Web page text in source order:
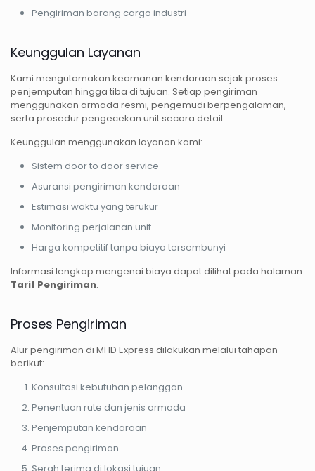
Pengiriman barang cargo industri
Keunggulan Layanan
Kami mengutamakan keamanan kendaraan sejak proses
penjemputan hingga tiba di tujuan. Setiap pengiriman
menggunakan armada resmi, pengemudi berpengalaman,
serta prosedur pengecekan unit secara detail.
Keunggulan menggunakan layanan kami:
Sistem door to door service
Asuransi pengiriman kendaraan
Estimasi waktu yang terukur
Monitoring perjalanan unit
Harga kompetitif tanpa biaya tersembunyi
Informasi lengkap mengenai biaya dapat dilihat pada halaman
Tarif Pengiriman.
Proses Pengiriman
Alur pengiriman di MHD Express dilakukan melalui tahapan
berikut:
Konsultasi kebutuhan pelanggan
Penentuan rute dan jenis armada
Penjemputan kendaraan
Proses pengiriman